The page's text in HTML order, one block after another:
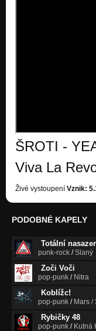
ŠROTI -
Viva La
Živé vystoupení Vznik:
PODOBNÉ KAPELY
Totální
punk-rock /Slaný
Zoči Voči
pop-punk / Nitra
Koblížc!
pop-punk / Mars /
Rybičky 48
pop-punk / Kutná